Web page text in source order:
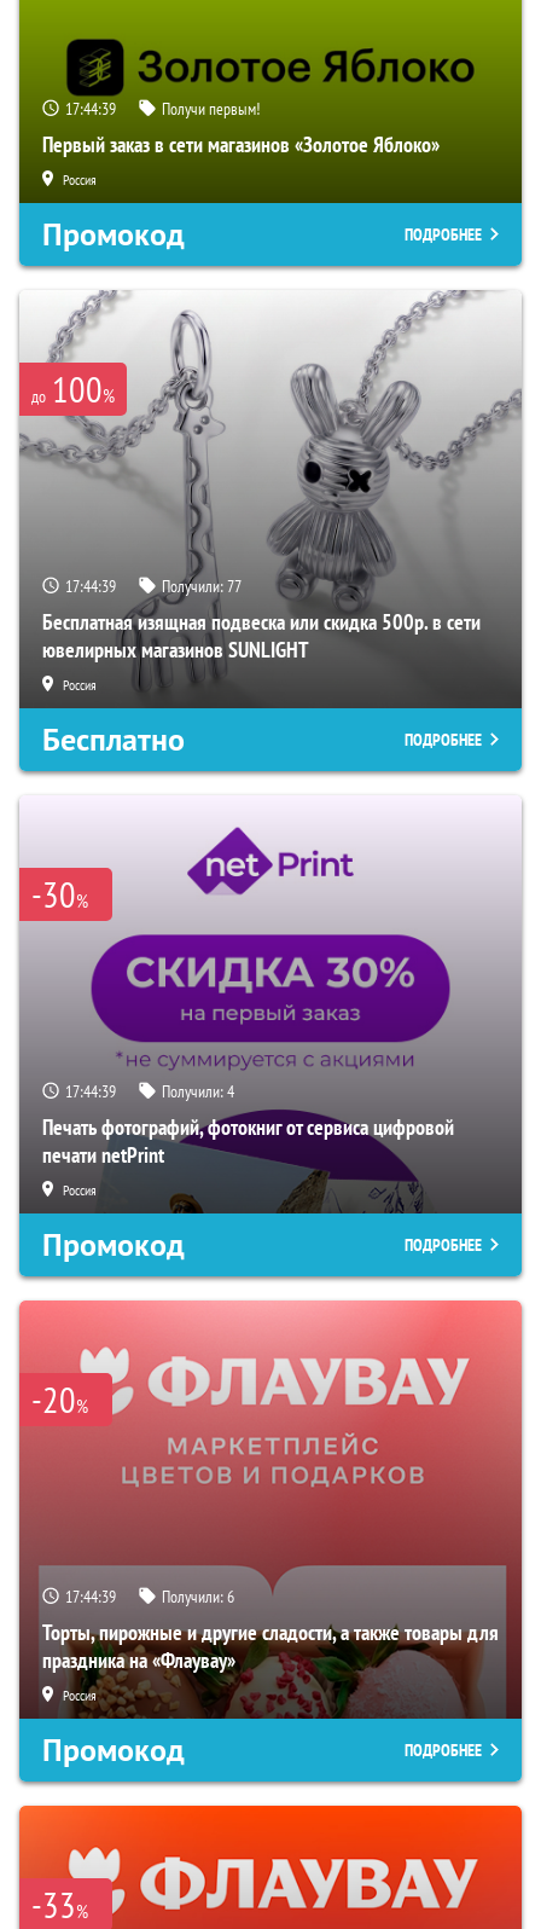
17:44:38 Получи первым!
Первый заказ в сети магазинов «Золотое Яблоко»
Россия
Промокод ПОДРОБНЕЕ
до 100%
17:44:38 Получили:77
Бесплатная изящная подвеска или скидка 500р. в сети
ювелирных магазинов SUNLIGHT
Россия
Бесплатно ПОДРОБНЕЕ
-30%
17:44:38 Получили:4
Печать фотографий, фотокниг от сервиса цифровой
печати netPrint
Россия
Промокод ПОДРОБНЕЕ
-20%
17:44:38 Получили:6
Торты, пирожные и другие сладости, а также товары для
праздника на «Флаувау»
Россия
Промокод ПОДРОБНЕЕ
-33%